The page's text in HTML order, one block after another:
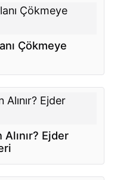
Çökmeye
Ejder